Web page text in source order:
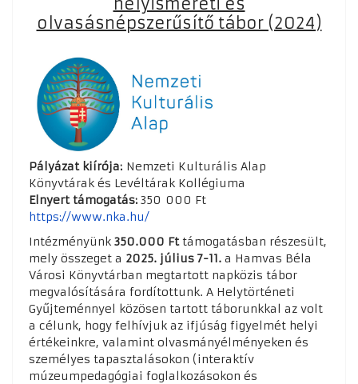
olvasásnépszerűsítő tábor (2024)
Pályázat kiírója: Nemzeti Kulturális Alap
Könyvtárak és Levéltárak Kollégiuma
Elnyert támogatás: 350 000 Ft
https://www.nka.hu/
Intézményünk 350.000 Fttámogatásban részesült,
mely összeget a 2025. július 7-11. a Hamvas Béla
Városi Könyvtárban megtartott napközis tábor
megvalósítására fordítottunk. A Helytörténeti
Gyűjteménnyel közösen tartott táborunkkal az volt
a célunk, hogy felhívjuk az ifjúság figyelmét helyi
értékeinkre, valamint olvasmányélményeken és
személyes tapasztalásokon (interaktív
múzeumpedagógiai foglalkozásokon és